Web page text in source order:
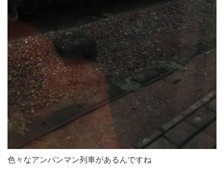
色々なアンパンマン列車があるんですね